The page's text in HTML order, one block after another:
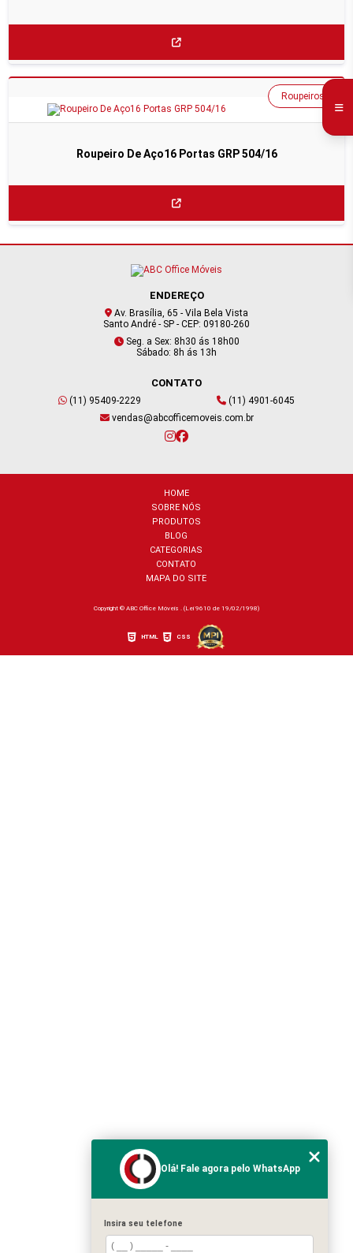
Roupeiro De Aço16 Portas GRP 504/16
Roupeiros
ENDEREÇO
Av. Brasília, 65 - Vila Bela Vista
Santo André - SP - CEP: 09180-260
Seg. a Sex: 8h30 ás 18h00
Sábado: 8h ás 13h
CONTATO
(11) 95409-2229
(11) 4901-6045
vendas@abcofficemoveis.com.br
HOME
SOBRE NÓS
PRODUTOS
BLOG
CATEGORIAS
CONTATO
MAPA DO SITE
Copyright © ABC Office Móveis . (Lei 9610 de 19/02/1998)
HTML CSS
Olá! Fale agora pelo WhatsApp
Insira seu telefone